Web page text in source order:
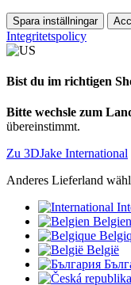
Spara inställningar
Integritetspolicy
Bist du im richtigen
Bitte wechsle zum
übereinstimmt.
Zu 3DJake International
Anderes Lieferland
Belgien
België